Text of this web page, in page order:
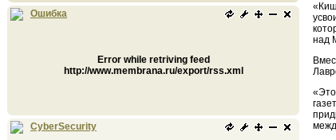
Ошибка
Error while retriving feed
http://www.membrana.ru/export/rss.xml
CyberSecurity
над